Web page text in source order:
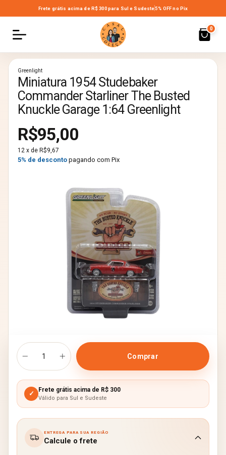
Frete grátis acima de R$ 300para Sul e Sudeste5% OFF no Pix
0
Greenlight
Miniatura 1954 Studebaker
Commander Starliner The Busted
Knuckle Garage 1:64 Greenlight
R$95,00
12 x de R$9,67
5% de desconto pagando com Pix
✓
Frete grátis acima de R$ 300
Válido para Sul e Sudeste
ENTREGA PARA SUA REGIÃO
Calcule o frete